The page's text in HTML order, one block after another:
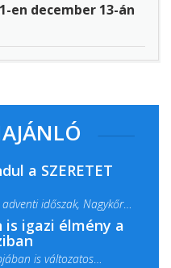
en december 13-án
a SZERETET
időszak, Nagykőrös
fénnyel és közös...
is igazi élmény a
is változatos